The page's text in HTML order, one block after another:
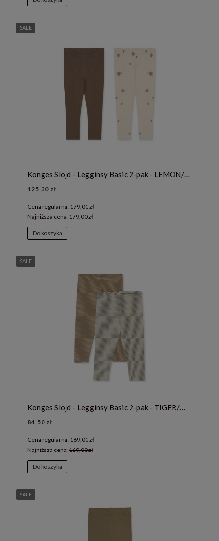
Konges Slojd - Legginsy Basic 2-pak - LEMON/SHITAKE
125,30 zł
Cena regularna: 179,00 zł
Najniższa cena: 179,00 zł
Do koszyka
SALE
Konges Slojd - Legginsy Basic 2-pak - TIGER/MAGNET STRIPE
84,50 zł
Cena regularna: 169,00 zł
Najniższa cena: 169,00 zł
Do koszyka
SALE
SALE